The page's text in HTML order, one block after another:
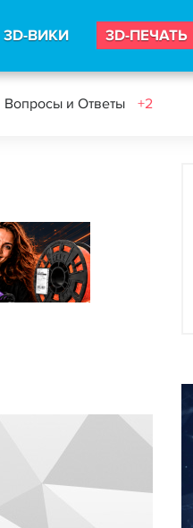
3D-ВИКИ 3D-ПЕЧАТЬ
Вопросы и Ответы +2